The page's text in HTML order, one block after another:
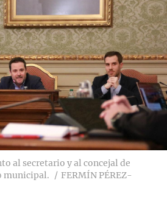
al secretario y al concejal de
municipal.
FERMÍN PÉREZ-